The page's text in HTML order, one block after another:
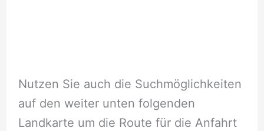
Nutzen Sie auch die Suchmöglichkeiten
auf den weiter unten folgenden
Landkarte um die Route für die Anfahrt